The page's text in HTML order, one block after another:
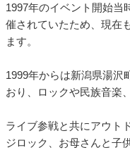
1997年のイベント開始当
催されていたため、現在
ます。
1999年からは新潟県湯沢
おり、ロックや民族音楽
ライブ参戦と共にアウト
ジロック、お母さんと子